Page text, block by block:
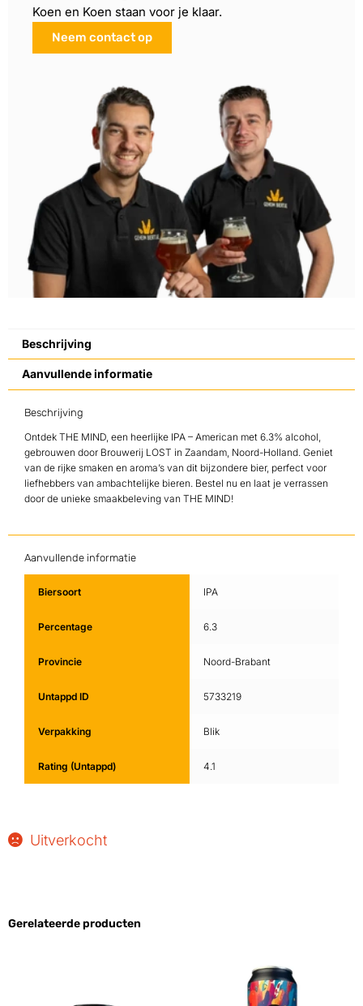
Koen en Koen staan voor je klaar.
Neem contact op
Beschrijving
Aanvullende informatie
Beschrijving
Ontdek THE MIND, een heerlijke IPA – American met 6.3% alcohol,
gebrouwen door Brouwerij LOST in Zaandam, Noord-Holland. Geniet
van de rijke smaken en aroma’s van dit bijzondere bier, perfect voor
liefhebbers van ambachtelijke bieren. Bestel nu en laat je verrassen
door de unieke smaakbeleving van THE MIND!
Aanvullende informatie
Biersoort IPA
Percentage 6.3
Provincie Noord-Brabant
Untappd ID 5733219
Verpakking Blik
Rating (Untappd) 4.1
Uitverkocht
Gerelateerde producten